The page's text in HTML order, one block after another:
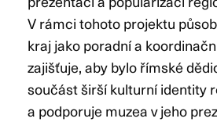
V rámci tohoto projektu
kraj jako poradní a
zajišťuje, aby bylo římské
součást širší kulturní identity
a podporuje muzea v jeho